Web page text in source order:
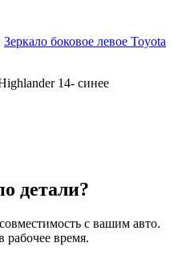
Зеркало боковое левое Toyota
14- синее
детали?
с вашим авто.
время.